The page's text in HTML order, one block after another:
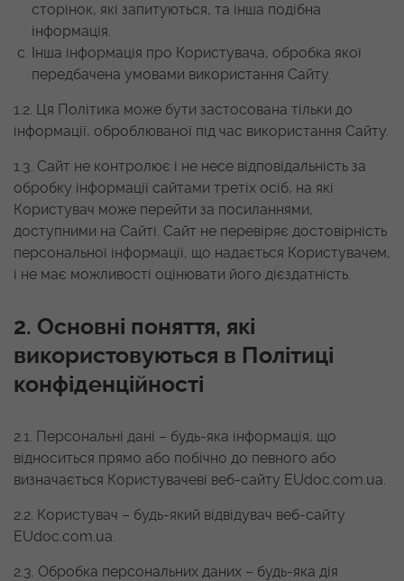
сторінок, які запитуються, та інша подібна
інформація.
Інша інформація про Користувача, обробка якої
передбачена умовами використання Сайту.
1.2. Ця Політика може бути застосована тільки до
інформації, оброблюваної під час використання Сайту.
1.3. Сайт не контролює і не несе відповідальність за
обробку інформації сайтами третіх осіб, на які
Користувач може перейти за посиланнями,
доступними на Сайті. Сайт не перевіряє достовірність
персональної інформації, що надається Користувачем,
і не має можливості оцінювати його дієздатність.
2. Основні поняття, які
використовуються в Політиці
конфіденційності
2.1. Персональні дані – будь-яка інформація, що
відноситься прямо або побічно до певного або
визначається Користувачеві веб-сайту EUdoc.com.ua.
2.2. Користувач – будь-який відвідувач веб-сайту
EUdoc.com.ua.
2.3. Обробка персональних даних – будь-яка дія